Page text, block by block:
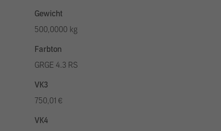
Gewicht
500,0000 kg
Farbton
GRGE 4.3 RS
VK3
750,01 €
VK4